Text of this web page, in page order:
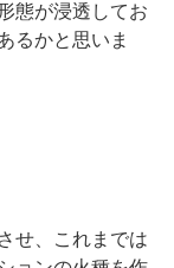
態が浸透してお
るかと思いま
せ、これまでは